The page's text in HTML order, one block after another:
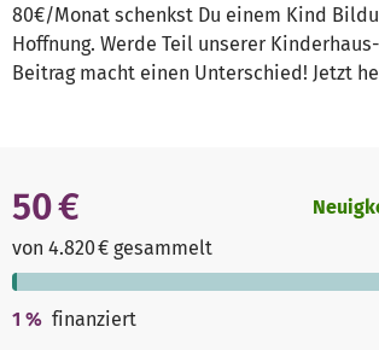
80€/Monat schenkst Du einem Kind
Hoffnung. Werde Teil unserer
Beitrag macht einen Unterschied! Jetzt
50 €
von 4.820 € gesammelt
1 % finanziert